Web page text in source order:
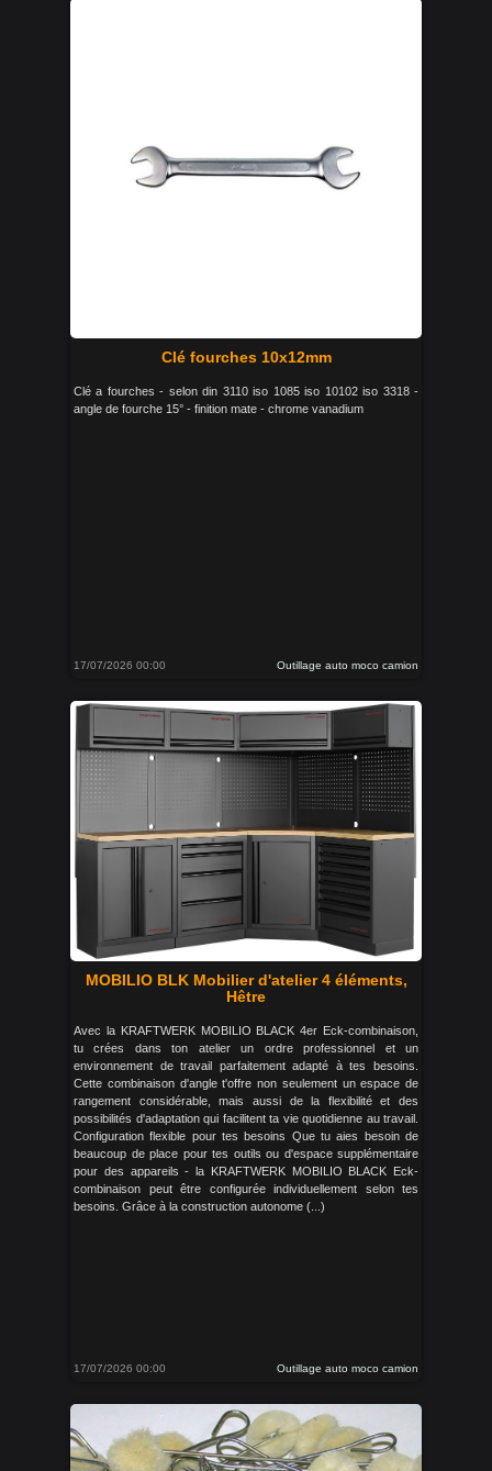
Clé fourches 10x12mm
Clé a fourches - selon din 3110 iso 1085 iso 10102 iso 3318 -
angle de fourche 15° - finition mate - chrome vanadium
17/07/2026 00:00 Outillage auto moco camion
MOBILIO BLK Mobilier d'atelier 4 éléments,
Hêtre
Avec la KRAFTWERK MOBILIO BLACK 4er Eck-combinaison,
tu crées dans ton atelier un ordre professionnel et un
environnement de travail parfaitement adapté à tes besoins.
Cette combinaison d'angle t'offre non seulement un espace de
rangement considérable, mais aussi de la flexibilité et des
possibilités d'adaptation qui facilitent ta vie quotidienne au travail.
Configuration flexible pour tes besoins Que tu aies besoin de
beaucoup de place pour tes outils ou d'espace supplémentaire
pour des appareils - la KRAFTWERK MOBILIO BLACK Eck-
combinaison peut être configurée individuellement selon tes
besoins. Grâce à la construction autonome (...)
17/07/2026 00:00 Outillage auto moco camion